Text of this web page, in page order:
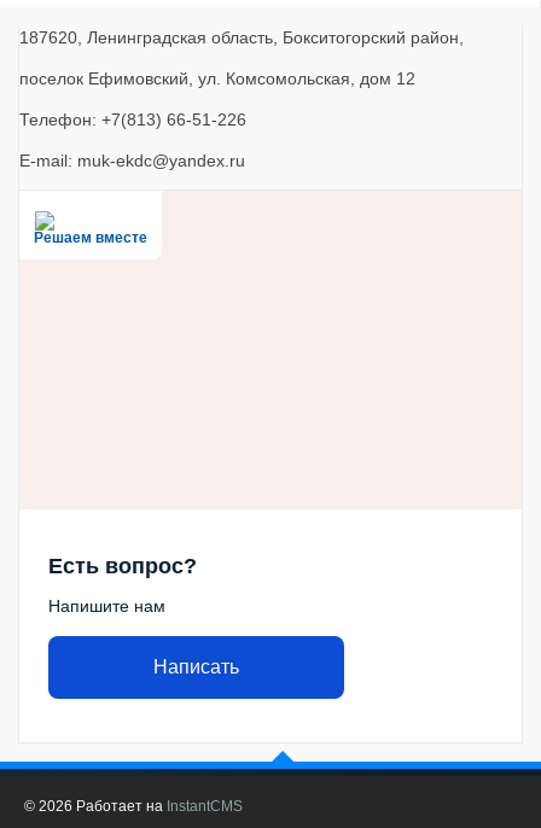
187620, Ленинградская область, Бокситогорский район,
поселок Ефимовский, ул. Комсомольская, дом 12
Телефон: +7(813) 66-51-226
E-mail: muk-ekdc@yandex.ru
Решаем вместе
Есть вопрос?
Напишите нам
Написать
© 2026 Работает на InstantCMS